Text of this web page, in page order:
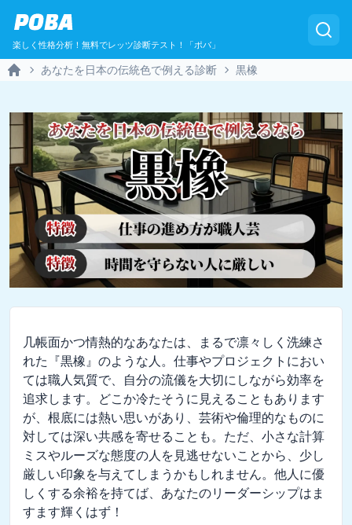
POBA
楽しく性格分析！無料でレッツ診断テスト！「ポバ」
あなたを日本の伝統色で例える診断 黒橡
几帳面かつ情熱的なあなたは、まるで凛々しく洗練さ
れた『黒橡』のような人。仕事やプロジェクトにおい
ては職人気質で、自分の流儀を大切にしながら効率を
追求します。どこか冷たそうに見えることもあります
が、根底には熱い思いがあり、芸術や倫理的なものに
対しては深い共感を寄せることも。ただ、小さな計算
ミスやルーズな態度の人を見逃せないことから、少し
厳しい印象を与えてしまうかもしれません。他人に優
しくする余裕を持てば、あなたのリーダーシップはま
すます輝くはず！